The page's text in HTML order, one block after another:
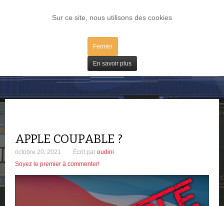
Sur ce site, nous utilisons des cookies
Fermer
En savoir plus
LOG IN
iBidules / Mac
APPLE COUPABLE ?
octobre 20, 2021 Écrit par oudini
Soyez le premier à commenter!